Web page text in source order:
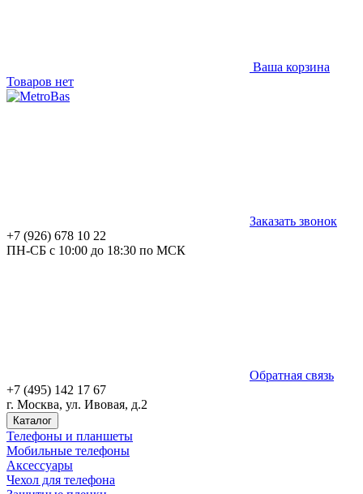
Ваша корзина
Товаров нет
Заказать звонок
+7 (926) 678 10 22
ПН-СБ с 10:00 до 18:30 по МСК
Обратная связь
+7 (495) 142 17 67
г. Москва, ул. Ивовая, д.2
Каталог
Телефоны и планшеты
Мобильные телефоны
Аксессуары
Чехол для телефона